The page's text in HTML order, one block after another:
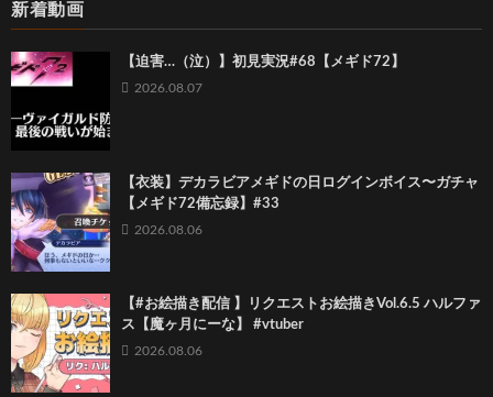
新着動画
【迫害…（泣）】初見実況#68【メギド72】
2026.08.07
【衣装】デカラビアメギドの日ログインボイス〜ガチャ
【メギド72備忘録】#33
2026.08.06
【#お絵描き配信 】リクエストお絵描きVol.6.5 ハルファ
ス【魔ヶ月にーな】 #vtuber
2026.08.06